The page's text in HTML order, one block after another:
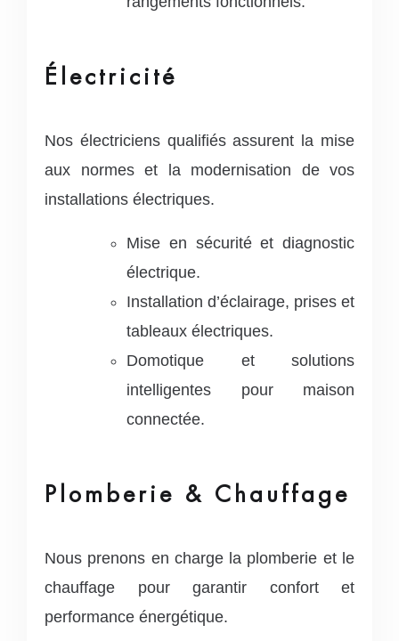
Électricité
Nos électriciens qualifiés assurent la mise
aux normes et la modernisation de vos
installations électriques.
Mise en sécurité et diagnostic
électrique.
Installation d’éclairage, prises et
tableaux électriques.
Domotique et solutions
intelligentes pour maison
connectée.
Plomberie & Chauffage
Nous prenons en charge la plomberie et le
chauffage pour garantir confort et
performance énergétique.